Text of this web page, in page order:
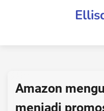
Amazon
menjadi